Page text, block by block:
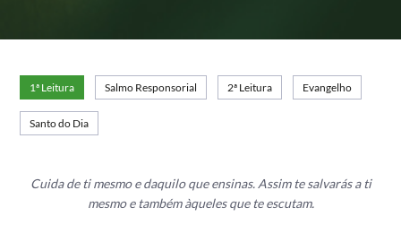
1ª Leitura Salmo Responsorial 2ª Leitura Evangelho
Santo do Dia
Cuida de ti mesmo e daquilo que ensinas.Assim te salvarás a ti
mesmoe também àqueles que te escutam.